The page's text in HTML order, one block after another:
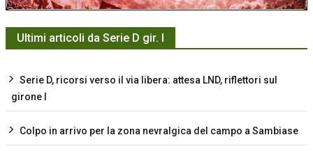
Ultimi articoli da Serie D gir. I
Serie D, ricorsi verso il via libera: attesa LND, riflettori sul
girone I
Colpo in arrivo per la zona nevralgica del campo a Sambiase